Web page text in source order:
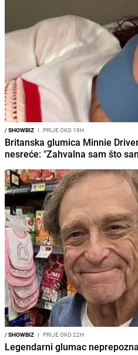
/SHOWBIZ I PRIJE OKO 19H
Britanska glumica Minnie
nesreće: "Zahvalna sam što
/SHOWBIZ I PRIJE OKO 22H
Legendarni glumac